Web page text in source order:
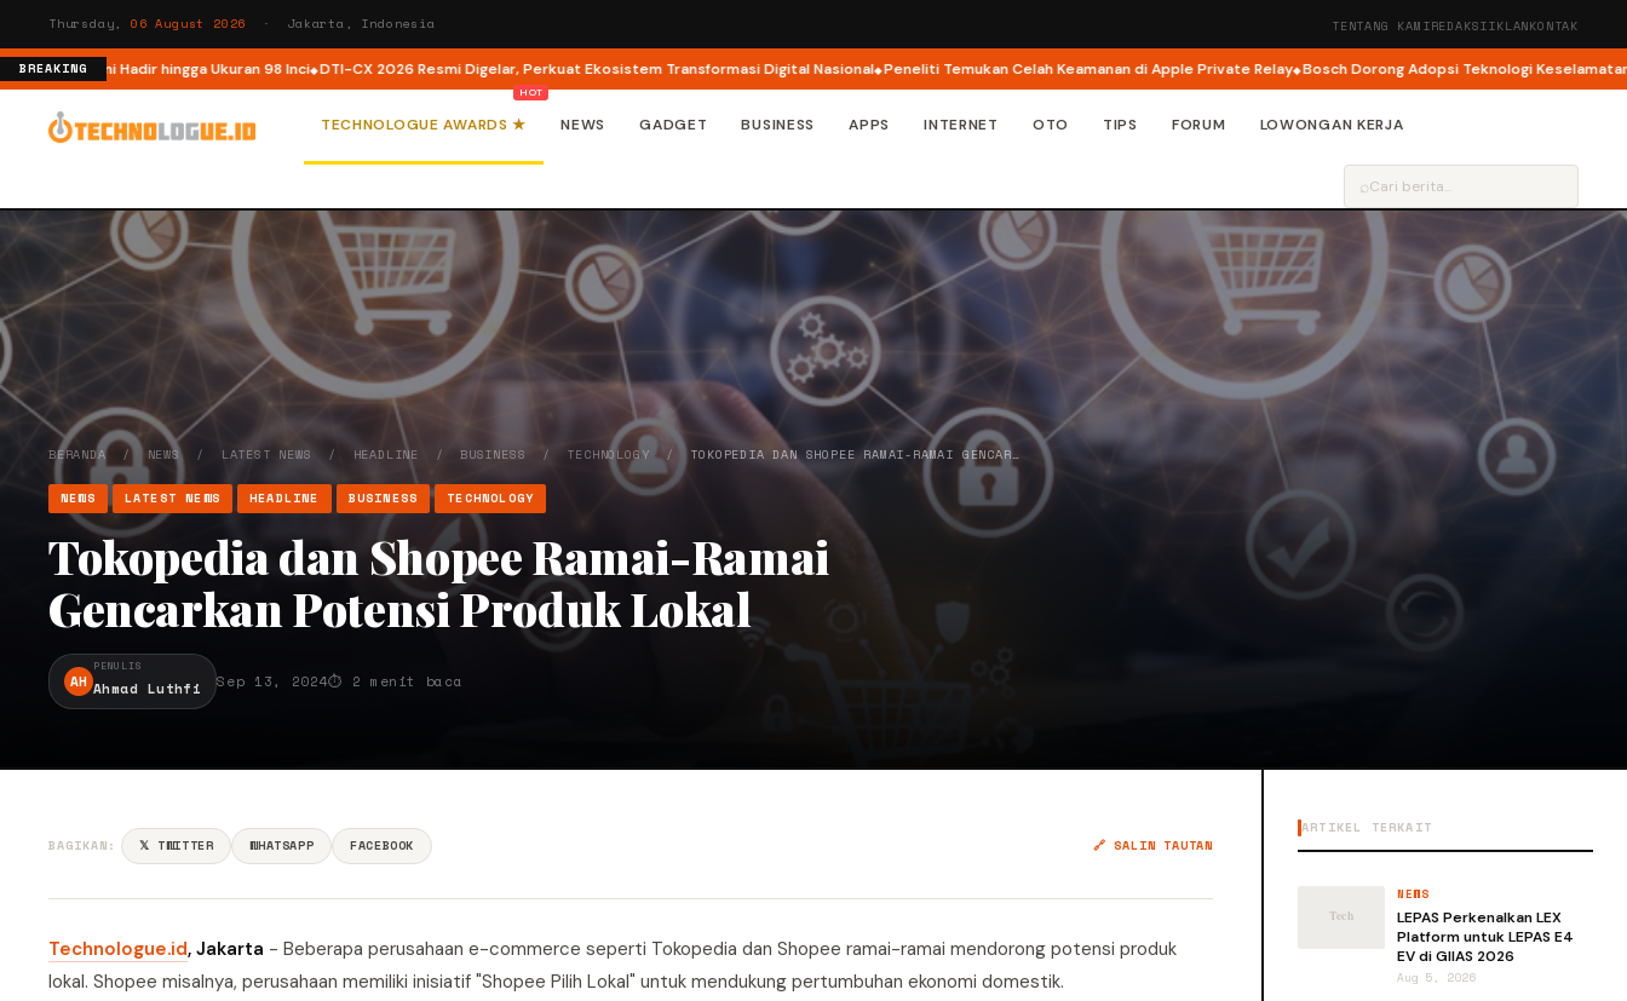
Thursday, 06 August 2026 · Jakarta, Indonesia TENTANG KAMIREDAKSIIKLANKONTAK
BREAKING
Kini Hadir hingga Ukuran 98 Inci DTI-CX 2026 Resmi Digelar, Perkuat Ekosistem Transformasi Digital Nasional Peneliti Temukan Celah Keamanan di Apple Private Relay Bosch Dorong Adopsi Teknologi Keselamatan Jadi
TECHNOLOGUE AWARDS ★ NEWS GADGET BUSINESS APPS INTERNET OTO TIPS FORUM LOWONGAN KERJA
⌕
BERANDA/ NEWS/ LATEST NEWS / HEADLINE /BUSINESS / TECHNOLOGY / TOKOPEDIA DAN SHOPEE RAMAI-RAMAI GENCAR…
NEWS LATEST NEWS HEADLINE BUSINESS TECHNOLOGY
Tokopedia dan Shopee Ramai-Ramai
Gencarkan Potensi Produk Lokal
AH
PENULIS
Ahmad Luthfi Sep 13, 2024⏱ 2 menit baca
BAGIKAN: 𝕏 TWITTER WHATSAPP FACEBOOK 🔗 SALIN TAUTAN
Technologue.id, Jakarta - Beberapa perusahaan e-commerce seperti Tokopedia dan Shopee ramai-ramai mendorong potensi produk
lokal. Shopee misalnya, perusahaan memiliki inisiatif "Shopee Pilih Lokal" untuk mendukung pertumbuhan ekonomi domestik.
ARTIKEL TERKAIT
NEWS
LEPAS Perkenalkan LEX
Platform untuk LEPAS E4
EV di GIIAS 2026
Aug 5, 2026